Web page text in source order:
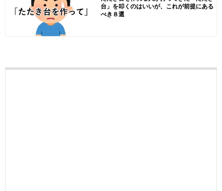
台」を叩くのはいいが、これが前提にある
べき８選